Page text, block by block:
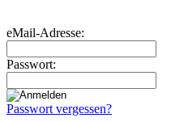
eMail-Adresse:
Passwort:
Passwort vergessen?